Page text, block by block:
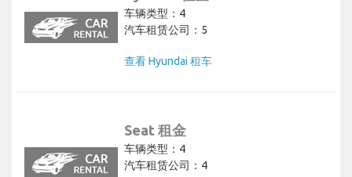
车辆类型：4
汽车租赁公司：5
查看 Hyundai 租车
Seat 租金
车辆类型：4
汽车租赁公司：4